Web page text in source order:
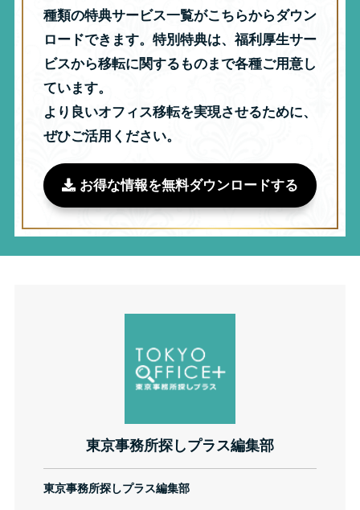
種類の特典サービス一覧がこちらからダウン
ロードできます。特別特典は、福利厚生サー
ビスから移転に関するものまで各種ご用意し
ています。
より良いオフィス移転を実現させるために、
ぜひご活用ください。
お得な情報を無料ダウンロードする
東京事務所探しプラス編集部
東京事務所探しプラス編集部